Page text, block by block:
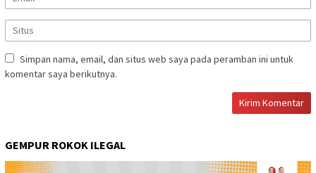
Simpan nama, email, dan situs web saya pada peramban ini untuk
komentar saya berikutnya.
GEMPUR ROKOK ILEGAL